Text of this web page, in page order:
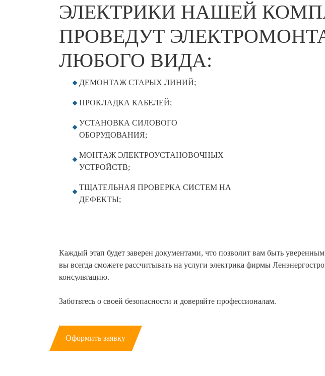
ЭЛЕКТРИКИ НАШЕЙ
ПРОВЕДУТ
ЛЮБОГО ВИДА:
ДЕМОНТАЖ СТАРЫХ ЛИНИЙ;
ПРОКЛАДКА КАБЕЛЕЙ;
УСТАНОВКА СИЛОВОГО
ОБОРУДОВАНИЯ;
МОНТАЖ ЭЛЕКТРОУСТАНОВОЧНЫХ
УСТРОЙСТВ;
ТЩАТЕЛЬНАЯ ПРОВЕРКА СИСТЕМ НА
ДЕФЕКТЫ;
Каждый этап будет заверен документами, что позволит вам быть
вы всегда сможете рассчитывать на услуги электрика фирмы
консультацию.
Заботьтесь о своей безопасности и доверяйте профессионалам.
Оформить заявку